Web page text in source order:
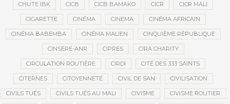
CHUTE IBK CICB CICB BAMAKO CICR CICR MALI
CIGARETTE CINÉMA CINEMA CINÉMA AFRICAIN
CINÉMA BABEMBA CINÉMA MALIEN CINQUIÈME RÉPUBLIQUE
CINSERE-ANR CIPRES CIRA CHARITY
CIRCULATION ROUTIÈRE CIRDI CITÉ DES 333 SAINTS
CITERNES CITOYENNETÉ CIVIL DE SAN CIVILISATION
CIVILS TUÉS CIVILS TUÉS AU MALI CIVISME CIVISME ROUTIER